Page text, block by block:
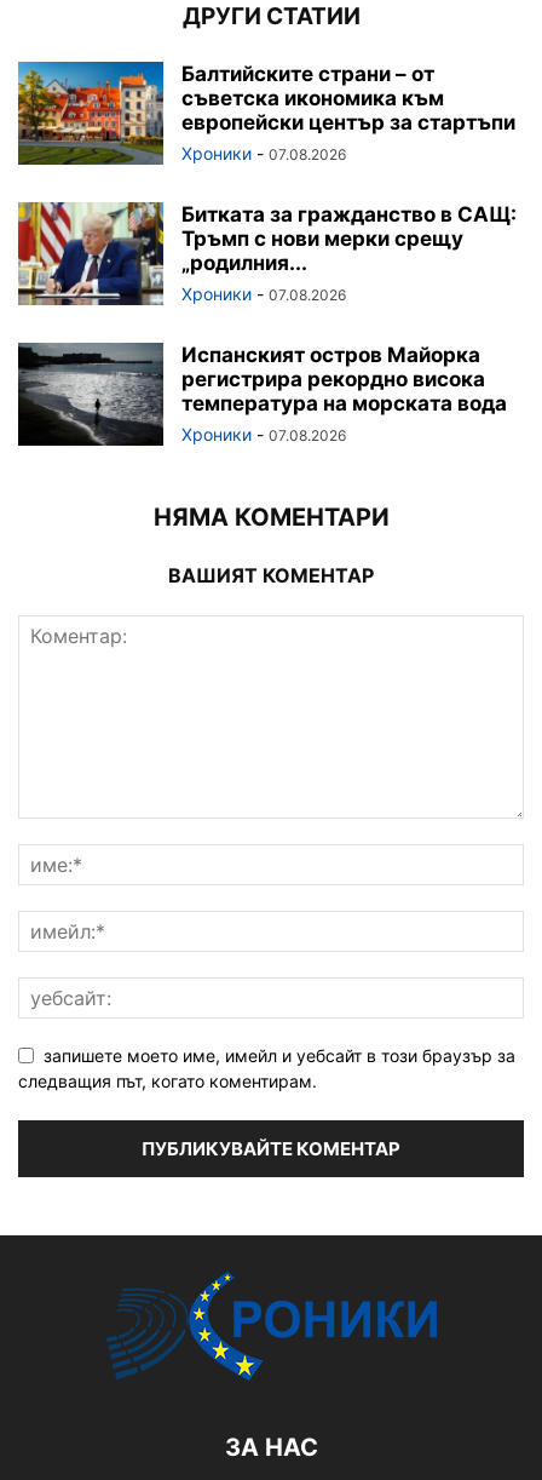
ДРУГИ СТАТИИ
Балтийските страни – от
съветска икономика към
европейски център за стартъпи
Хроники - 07.08.2026
Битката за гражданство в САЩ:
Тръмп с нови мерки срещу
„родилния...
Хроники - 07.08.2026
Испанският остров Майорка
регистрира рекордно висока
температура на морската вода
Хроники - 07.08.2026
НЯМА КОМЕНТАРИ
ВАШИЯТ КОМЕНТАР
запишете моето име, имейл и уебсайт в този браузър за
следващия път, когато коментирам.
ЗА НАС